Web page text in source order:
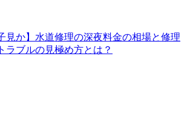
見か】水道修理の深夜料金の相場と修理
ラブルの見極め方とは？